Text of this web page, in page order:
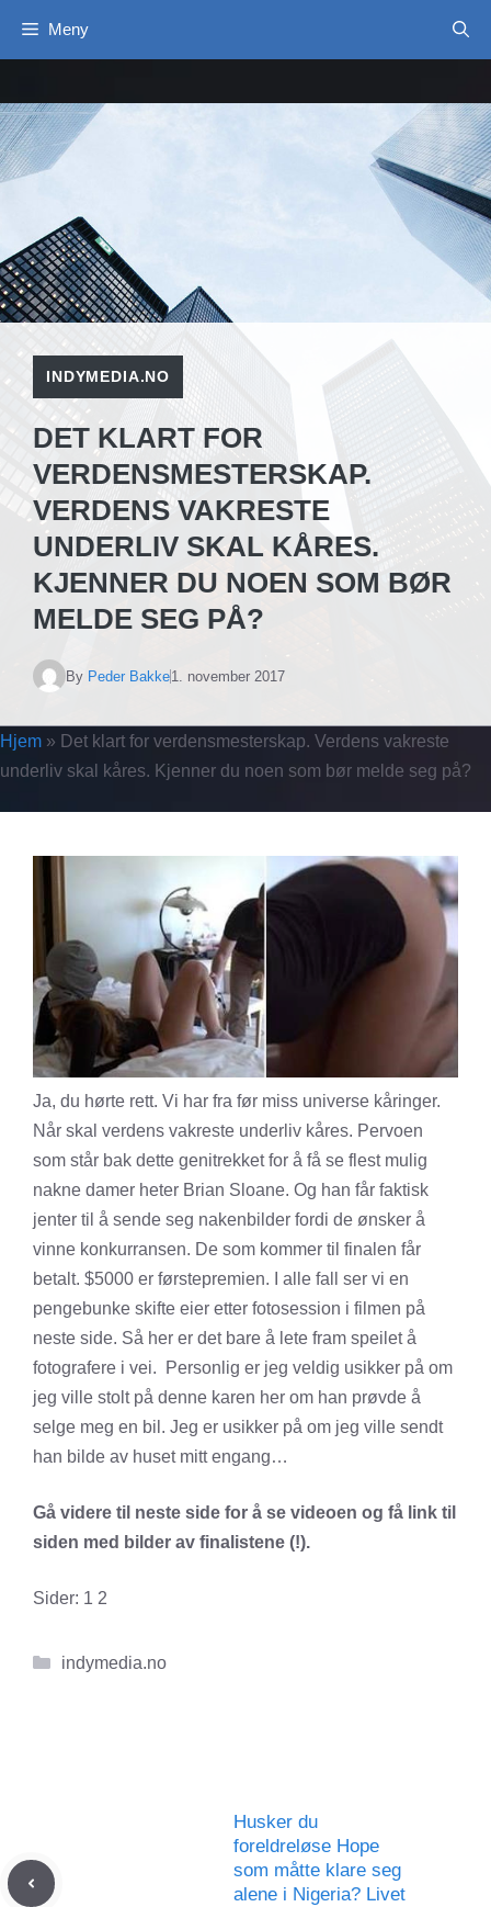
Meny
INDYMEDIA.NO
DET KLART FOR
VERDENSMESTERSKAP.
VERDENS VAKRESTE
UNDERLIV SKAL KÅRES.
KJENNER DU NOEN SOM BØR
MELDE SEG PÅ?
By Peder Bakke1. november 2017
Hjem » Det klart for verdensmesterskap. Verdens vakreste
underliv skal kåres. Kjenner du noen som bør melde seg på?
Ja, du hørte rett. Vi har fra før miss universe kåringer.
Når skal verdens vakreste underliv kåres. Pervoen
som står bak dette genitrekket for å få se flest mulig
nakne damer heter Brian Sloane. Og han får faktisk
jenter til å sende seg nakenbilder fordi de ønsker å
vinne konkurransen. De som kommer til finalen får
betalt. $5000 er førstepremien. I alle fall ser vi en
pengebunke skifte eier etter fotosession i filmen på
neste side. Så her er det bare å lete fram speilet å
fotografere i vei. Personlig er jeg veldig usikker på om
jeg ville stolt på denne karen her om han prøvde å
selge meg en bil. Jeg er usikker på om jeg ville sendt
han bilde av huset mitt engang…
Gå videre til neste side for å se videoen og få link til
siden med bilder av finalistene (!).
Sider: 1 2
Kategorier
indymedia.no
Husker du
foreldreløse Hope
som måtte klare seg
alene i Nigeria? Livet